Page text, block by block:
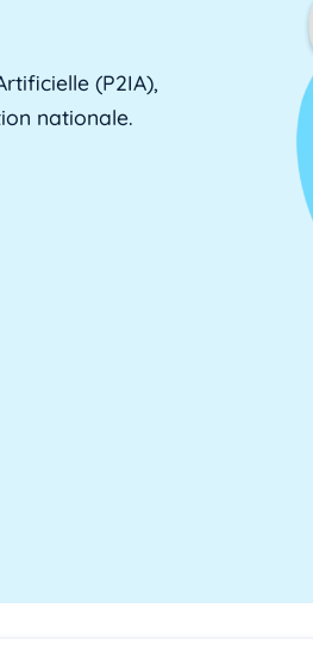
(P2IA),
nationale.